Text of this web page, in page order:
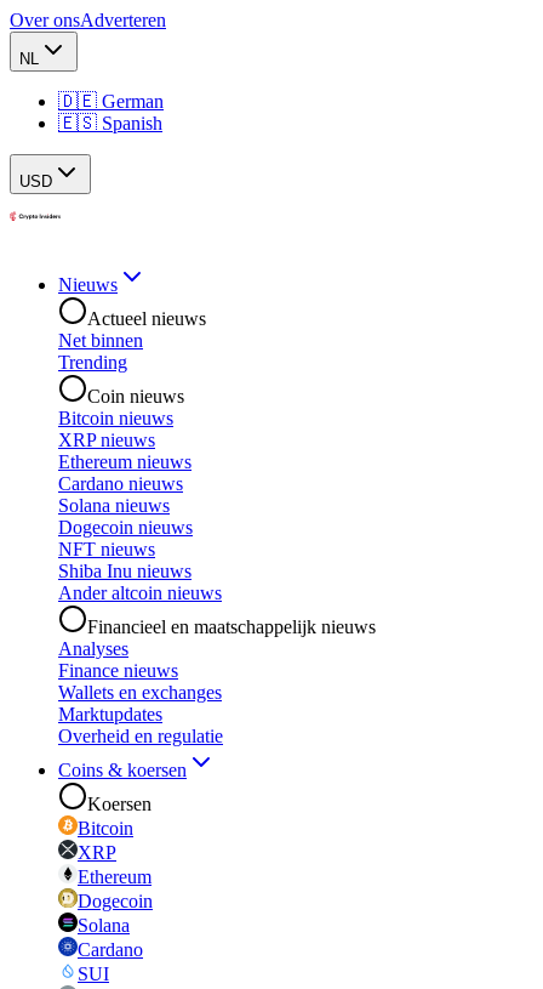
Over onsAdverteren
NL
🇩🇪 German
🇪🇸 Spanish
USD
Nieuws
Actueel nieuws
Net binnen
Trending
Coin nieuws
Bitcoin nieuws
XRP nieuws
Ethereum nieuws
Cardano nieuws
Solana nieuws
Dogecoin nieuws
NFT nieuws
Shiba Inu nieuws
Ander altcoin nieuws
Financieel en maatschappelijk nieuws
Analyses
Finance nieuws
Wallets en exchanges
Marktupdates
Overheid en regulatie
Coins & koersen
Koersen
Bitcoin
XRP
Ethereum
Dogecoin
Solana
Cardano
SUI